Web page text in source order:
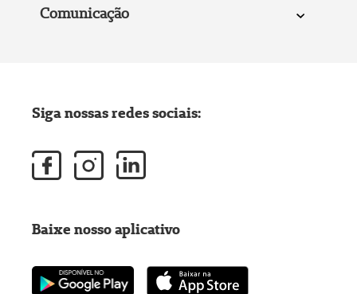
Comunicação
Siga nossas redes sociais:
Baixe nosso aplicativo